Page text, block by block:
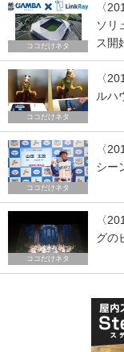
ココだけネタ
〈
ソリ
ス開
ココだけネタ
〈
ルハ
ココだけネタ
〈
シー
ココだけネタ
〈
グの